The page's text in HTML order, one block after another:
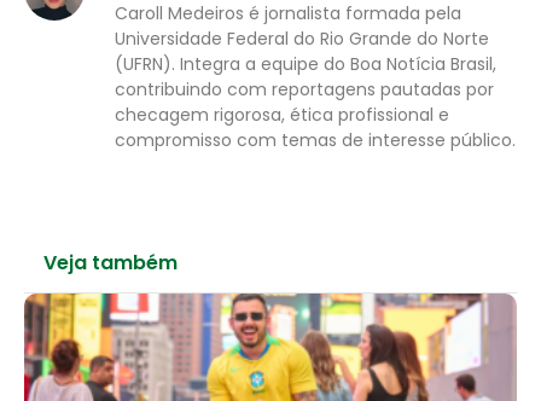
Caroll Medeiros é jornalista formada pela
Universidade Federal do Rio Grande do Norte
(UFRN). Integra a equipe do Boa Notícia Brasil,
contribuindo com reportagens pautadas por
checagem rigorosa, ética profissional e
compromisso com temas de interesse público.
Veja também